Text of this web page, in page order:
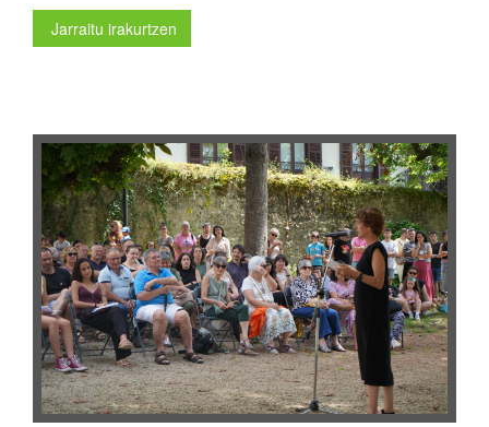
Jarraitu irakurtzen